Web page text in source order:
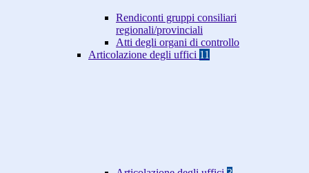
Rendiconti gruppi consiliari
regionali/provinciali
Atti degli organi di controllo
Articolazione degli uffici 11